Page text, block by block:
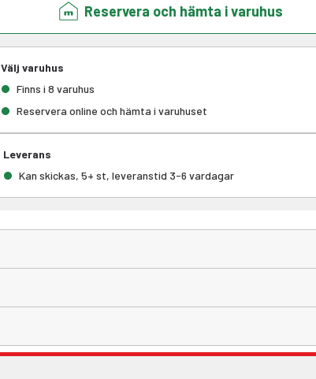
Reservera och hämta i varuhus
Välj varuhus
Finns i 8 varuhus
Reservera online och hämta i varuhuset
Leverans
Kan skickas, 5+ st, leveranstid 3-6 vardagar